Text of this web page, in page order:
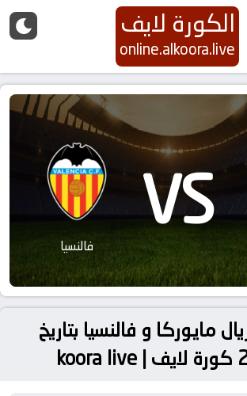
الكورة لايف
online.alkoora.live
VS فالنسيا
مايوركا و فالنسيا بتاريخ